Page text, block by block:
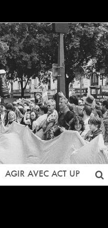
AGIR AVEC ACT UP